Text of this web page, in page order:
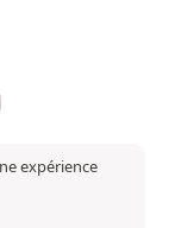
expérience